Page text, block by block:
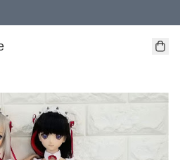
！（適用於 本地送貨、本地取貨、國際送貨 )